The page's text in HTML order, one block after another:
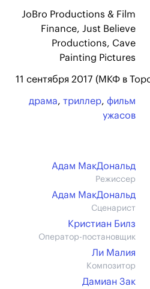
JoBro Productions & Film
Finance, Just Believe
Productions, Cave
Painting Pictures
11 сентября 2017 (МКФ в
драма, триллер, фильм
ужасов
Адам МакДональд
Режиссер
Адам МакДональд
Сценарист
Кристиан Билз
Оператор-постановщик
Ли Малия
Композитор
Дамиан Зак